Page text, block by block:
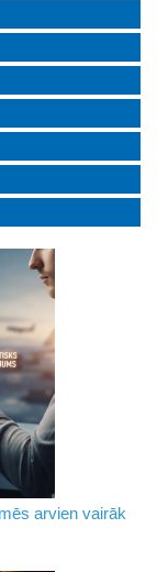
arvien vairāk